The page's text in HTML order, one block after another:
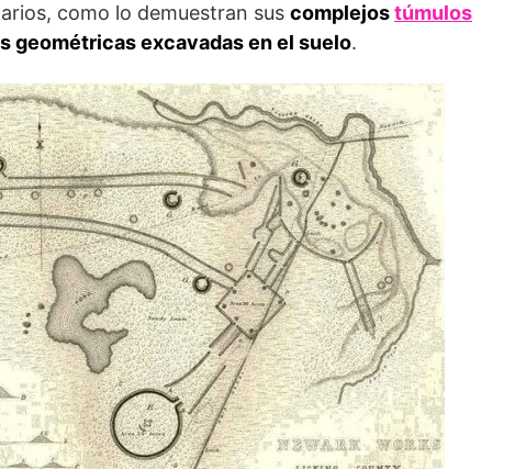
como lo demuestran sus complejostúmulos
geométricas excavadas en el suelo.